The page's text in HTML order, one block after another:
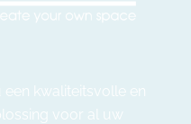
kwaliteitsvolle en
voor al uw